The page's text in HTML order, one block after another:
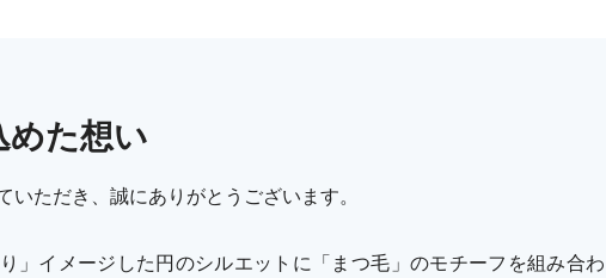
めた想い
いただき、誠にありがとうございます。
」イメージした円のシルエットに「まつ毛」のモチーフを組み合わ